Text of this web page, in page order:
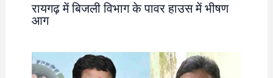
रायगढ़ में बिजली विभाग के पावर हाउस में भीषण
आग